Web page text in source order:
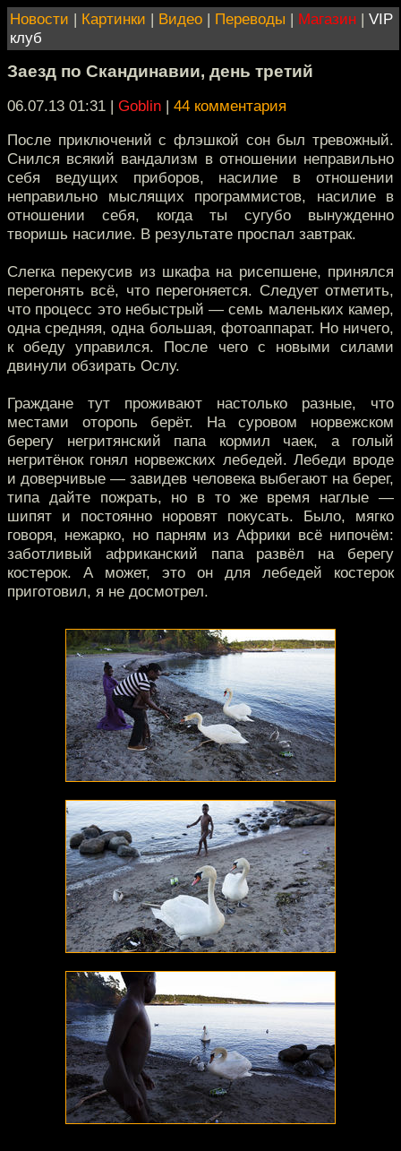
Новости | Картинки | Видео | Переводы | Магазин | VIP
клуб
Заезд по Скандинавии, день третий
06.07.13 01:31 | Goblin | 44 комментария
После приключений с флэшкой сон был тревожный.
Снился всякий вандализм в отношении неправильно
себя ведущих приборов, насилие в отношении
неправильно мыслящих программистов, насилие в
отношении себя, когда ты сугубо вынужденно
творишь насилие. В результате проспал завтрак.
Слегка перекусив из шкафа на рисепшене, принялся
перегонять всё, что перегоняется. Следует отметить,
что процесс это небыстрый — семь маленьких камер,
одна средняя, одна большая, фотоаппарат. Но ничего,
к обеду управился. После чего с новыми силами
двинули обзирать Ослу.
Граждане тут проживают настолько разные, что
местами оторопь берёт. На суровом норвежском
берегу негритянский папа кормил чаек, а голый
негритёнок гонял норвежских лебедей. Лебеди вроде
и доверчивые — завидев человека выбегают на берег,
типа дайте пожрать, но в то же время наглые —
шипят и постоянно норовят покусать. Было, мягко
говоря, нежарко, но парням из Африки всё нипочём:
заботливый африканский папа развёл на берегу
костерок. А может, это он для лебедей костерок
приготовил, я не досмотрел.